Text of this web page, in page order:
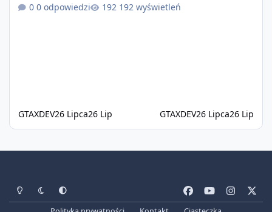
używam modelu basenu, ale ta sama metoda sprawdzi
0 odpowiedzi 192 wyświetleń
GTAXDEV26 Lipca26 Lip GTAXDEV26 Lipca26 Lip
Tryb jasnyTryb ciemnyPreferencje systemowe
a
o
n